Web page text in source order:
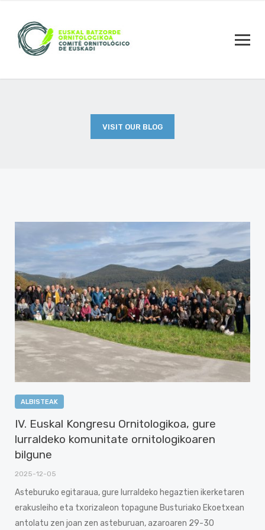
VISIT OUR BLOG
ALBISTEAK
IV. Euskal Kongresu Ornitologikoa, gure
lurraldeko komunitate ornitologikoaren
bilgune
2025-12-05
Asteburuko egitaraua, gure lurraldeko hegaztien ikerketaren
erakusleiho eta txorizaleon topagune Busturiako Ekoetxean
antolatu zen joan zen asteburuan, azaroaren 29-30